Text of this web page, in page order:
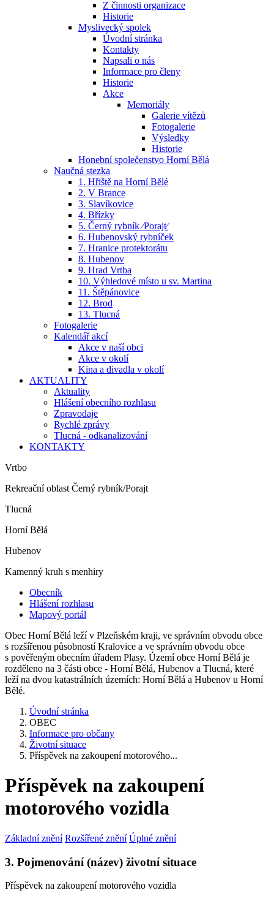
Z činnosti organizace
Historie
Myslivecký spolek
Úvodní stránka
Kontakty
Napsali o nás
Informace pro členy
Historie
Akce
Memoriály
Galerie vítězů
Fotogalerie
Výsledky
Historie
Honební společenstvo Horní Bělá
Naučná stezka
1. Hřiště na Horní Bělé
2. V Brance
3. Slavíkovice
4. Břízky
5. Černý rybník ⁄Porajt⁄
6. Hubenovský rybníček
7. Hranice protektorátu
8. Hubenov
9. Hrad Vrtba
10. Výhledové místo u sv. Martina
11. Štěpánovice
12. Brod
13. Tlucná
Fotogalerie
Kalendář akcí
Akce v naší obci
Akce v okolí
Kina a divadla v okolí
AKTUALITY
Aktuality
Hlášení obecního rozhlasu
Zpravodaje
Rychlé zprávy
Tlucná - odkanalizování
KONTAKTY
Vrtbo
Rekreační oblast Černý rybník/Porajt
Tlucná
Horní Bělá
Hubenov
Kamenný kruh s menhiry
Obecník
Hlášení rozhlasu
Mapový portál
Obec Horní Bělá leží v Plzeňském kraji, ve správním obvodu obce
s rozšířenou působností Kralovice a ve správním obvodu obce
s pověřeným obecním úřadem Plasy. Území obce Horní Bělá je
rozděleno na 3 části obce - Horní Bělá, Hubenov a Tlucná, které
leží na dvou katastrálních územích: Horní Bělá a Hubenov u Horní
Bělé.
Úvodní stránka
OBEC
Informace pro občany
Životní situace
Příspěvek na zakoupení motorového...
Příspěvek na zakoupení
motorového vozidla
Základní znění Rozšířené znění Úplné znění
3. Pojmenování (název) životní situace
Příspěvek na zakoupení motorového vozidla